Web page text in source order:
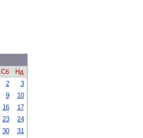
Сб
Нд
2
3
9
10
16
17
23
24
30 31